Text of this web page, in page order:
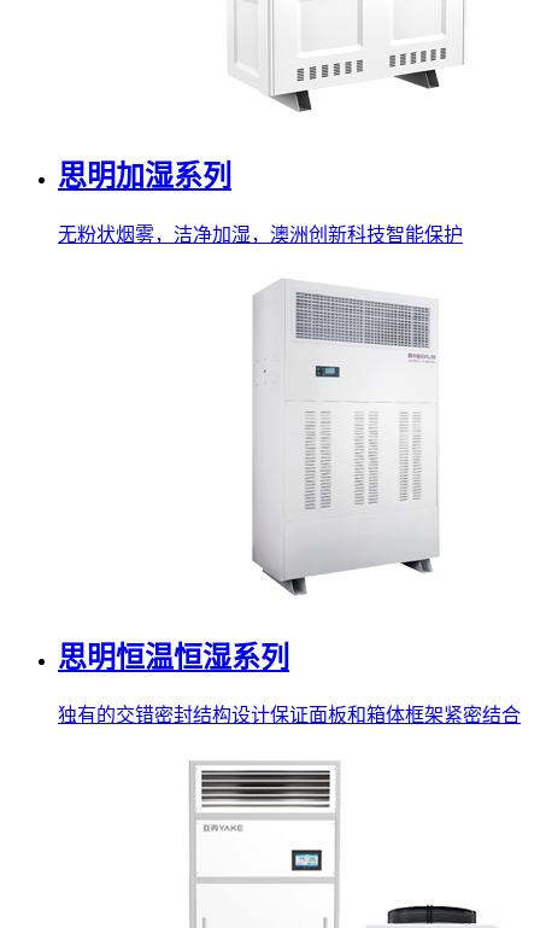
思明加湿系列
无粉状烟雾，洁净加湿，澳洲创新科技智能保护
思明恒温恒湿系列
独有的交错密封结构设计保证面板和箱体框架紧密结合